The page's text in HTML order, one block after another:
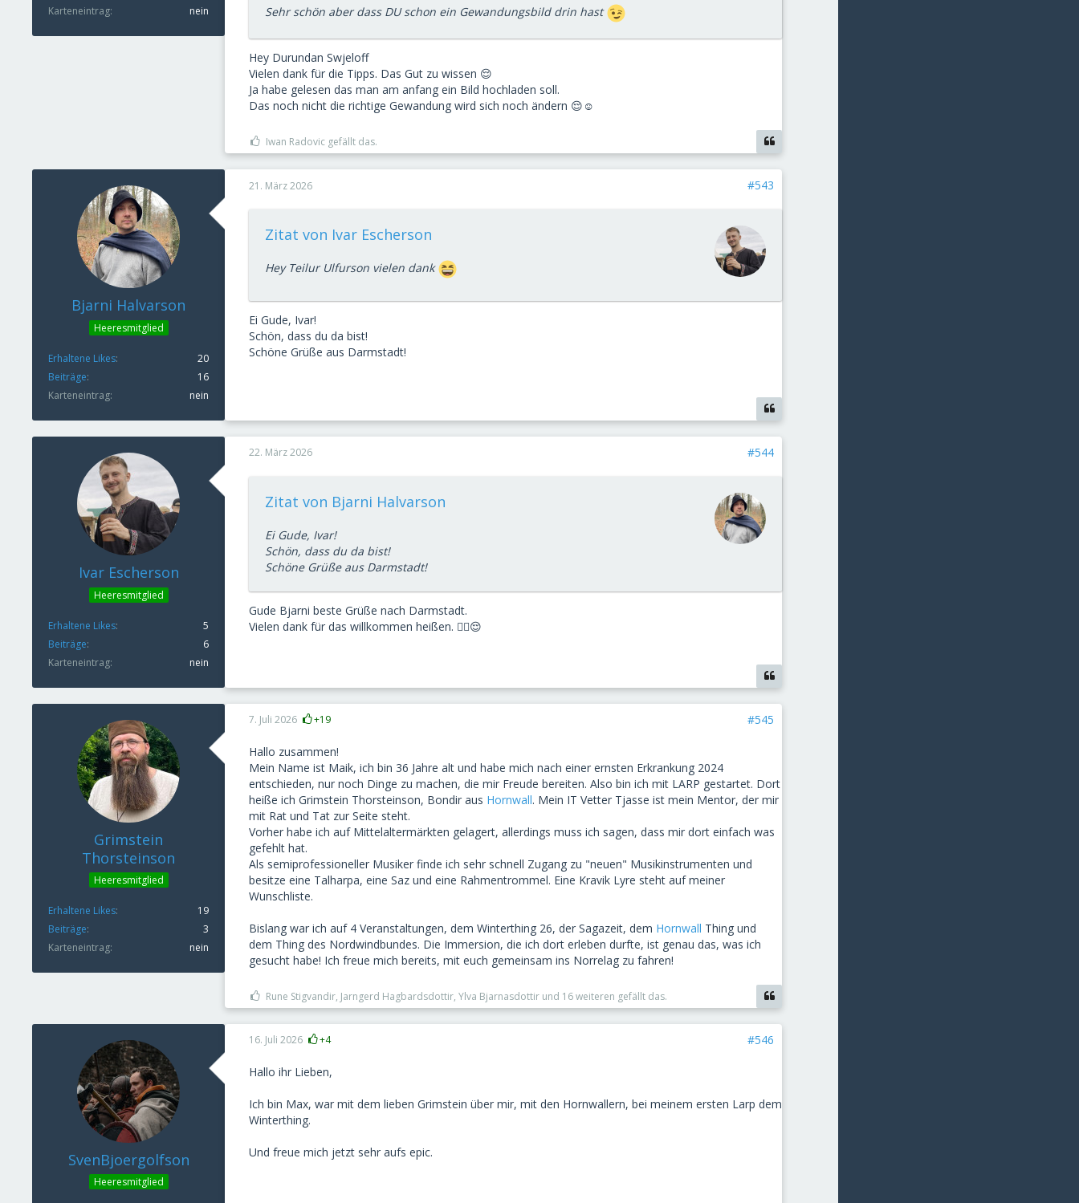
Karteneintrag
nein Sehr schön aber dass DU schon ein Gewandungsbild drin hast
Hey Durundan Swjeloff
Vielen dank für die Tipps. Das Gut zu wissen 😌
Ja habe gelesen das man am anfang ein Bild hochladen soll.
Das noch nicht die richtige Gewandung wird sich noch ändern 😌☺️
Iwan Radovic gefällt das.
Bjarni Halvarson
Heeresmitglied
Erhaltene Likes
20
Beiträge
16
Karteneintrag
nein
21. März 2026 #543
Zitat von Ivar Escherson
Hey Teilur Ulfurson vielen dank
Ei Gude, Ivar!
Schön, dass du da bist!
Schöne Grüße aus Darmstadt!
Ivar Escherson
Heeresmitglied
Erhaltene Likes
5
Beiträge
6
Karteneintrag
nein
22. März 2026 #544
Zitat von Bjarni Halvarson
Ei Gude, Ivar!
Schön, dass du da bist!
Schöne Grüße aus Darmstadt!
Gude Bjarni beste Grüße nach Darmstadt.
Vielen dank für das willkommen heißen. ✌🏼😌
Grimstein
Thorsteinson
Heeresmitglied
Erhaltene Likes
19
Beiträge
3
Karteneintrag
nein
7. Juli 2026 +19 #545
Hallo zusammen!
Mein Name ist Maik, ich bin 36 Jahre alt und habe mich nach einer ernsten Erkrankung 2024
entschieden, nur noch Dinge zu machen, die mir Freude bereiten. Also bin ich mit LARP gestartet. Dort
heiße ich Grimstein Thorsteinson, Bondir aus Hornwall. Mein IT Vetter Tjasse ist mein Mentor, der mir
mit Rat und Tat zur Seite steht.
Vorher habe ich auf Mittelaltermärkten gelagert, allerdings muss ich sagen, dass mir dort einfach was
gefehlt hat.
Als semiprofessioneller Musiker finde ich sehr schnell Zugang zu "neuen" Musikinstrumenten und
besitze eine Talharpa, eine Saz und eine Rahmentrommel. Eine Kravik Lyre steht auf meiner
Wunschliste.
Bislang war ich auf 4 Veranstaltungen, dem Winterthing 26, der Sagazeit, dem Hornwall Thing und
dem Thing des Nordwindbundes. Die Immersion, die ich dort erleben durfte, ist genau das, was ich
gesucht habe! Ich freue mich bereits, mit euch gemeinsam ins Norrelag zu fahren!
Rune Stigvandir, Jarngerd Hagbardsdottir, Ylva Bjarnasdottir und 16 weiteren gefällt das.
SvenBjoergolfson
Heeresmitglied
16. Juli 2026 +4 #546
Hallo ihr Lieben,
Ich bin Max, war mit dem lieben Grimstein über mir, mit den Hornwallern, bei meinem ersten Larp dem
Winterthing.
Und freue mich jetzt sehr aufs epic.